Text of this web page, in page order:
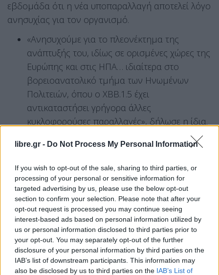
libre.gr - Do Not Process My Personal Information
If you wish to opt-out of the sale, sharing to third parties, or
processing of your personal or sensitive information for
targeted advertising by us, please use the below opt-out
section to confirm your selection. Please note that after your
opt-out request is processed you may continue seeing
interest-based ads based on personal information utilized by
us or personal information disclosed to third parties prior to
your opt-out. You may separately opt-out of the further
disclosure of your personal information by third parties on the
IAB’s list of downstream participants. This information may
also be disclosed by us to third parties on the IAB’s List of
εβδομάδα ότι η νέα υποπαραλλαγή αποτελεί λόγο
ανησυχίας για τον οργανισμό.
«Ανησυχούμε για το πλεονέκτημα της
ανάπτυξής του, ιδίως σε ορισμένες χώρες της
Ευρώπης και στις ΗΠΑ… ιδιαίτερα στο
βορειοανατολικό τμήμα των Ηνωμένων
Πολιτειών, όπου ο XBB.1.5 έχει
αντικαταστήσει γρήγορα άλλες
κυκλοφορούσες παραλλαγές», δήλωσε η ίδια.
«Η ανησυχία μας είναι το πόσο μεταδοτικός
ιός, τόσο περισσότερες ευκαιρίες θα έχει να
αλλάξει».
Ο επιδημιολόγος Δρ Έρικ Φέιγκλ- Ντινγκ, ο οποίος
έγραψε για την εξάπλωση του XBB.1.5 στο Twitter
στις 29 Δεκεμβρίου, δήλωσε ότι η νέα
υποπαραλλαγή «είναι και πιο ανοσοποιητική &
καλύτερη στο να μολύνει από το #BQ & XBB».